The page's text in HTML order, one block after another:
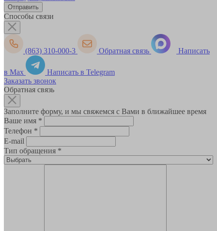
Способы связи
(863) 310-000-3 Обратная связь Написать
в Max
Написать в Telegram
Заказать звонок
Обратная связь
Заполните форму, и мы свяжемся с Вами в ближайшее время
Ваше имя *
Телефон *
E-mail
Тип обращения *